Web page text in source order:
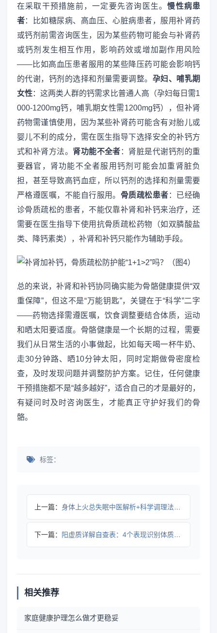
在采取干预措施前，一定要先咨询医生。慢性病患
者：比如糖尿病、高血压、心脏病患者，服用补肾药
或钙剂前需咨询医生，因为某些药物可能会与补肾药
或钙剂发生相互作用，影响药效或增加副作用风险
——比如高血压患者服用的某些降压药可能会影响钙
的代谢，钙剂的选择和剂量需要调整。 孕妇、哺乳期
女性：这两类人群的钙需求比普通人高（孕妇每日需1
000-1200mg钙，哺乳期女性需1200mg钙），但补肾
药物需谨慎使用，因为某些补肾药可能含有对胎儿或
婴儿不利的成分，需在医生指导下选择安全的补钙方
式和补肾方法。 肾功能不全者 ：肾脏是代谢钙剂的重
要器官，肾功能不全者服用钙剂可能会加重肾脏负
担，甚至导致高钙血症，所以钙剂的选择和剂量需要
严格遵医嘱，不能自行服用。 骨质疏松患者 ：已经确
诊骨质疏松的患者，不能仅靠补肾和补钙来治疗，还
需要在医生指导下使用抗骨质疏松药物（如双膦酸盐
类、降钙素类），补肾和补钙只能作为辅助手段。
总的来说，补肾和补钙协同确实能为骨骼健康提供“双
重保障”，但这不是“万能钥匙”，关键在于“科学”二字
——药物选择需遵医嘱，饮食调整要结合体质，运动
和晒太阳要适度。骨骼健康是一个长期的过程，需要
我们从日常生活的小事做起，比如每天喝一杯牛奶、
走30分钟路、晒10分钟太阳，同时定期做骨密度检
查，及时发现问题并调整防护方案。记住，任何健康
干预措施都不是“越多越好”，适合自己的才是最好的，
有疑问时及时咨询医生，才能真正守护好我们的骨
骼。
标签：
上一篇： 身体上火总失眠中医解析+科学调理法全攻略
下一篇： 阳虚质详解自查表：4个表现识别体质倾向全攻略
相关推荐
家庭健康护理怎么做才更稳妥